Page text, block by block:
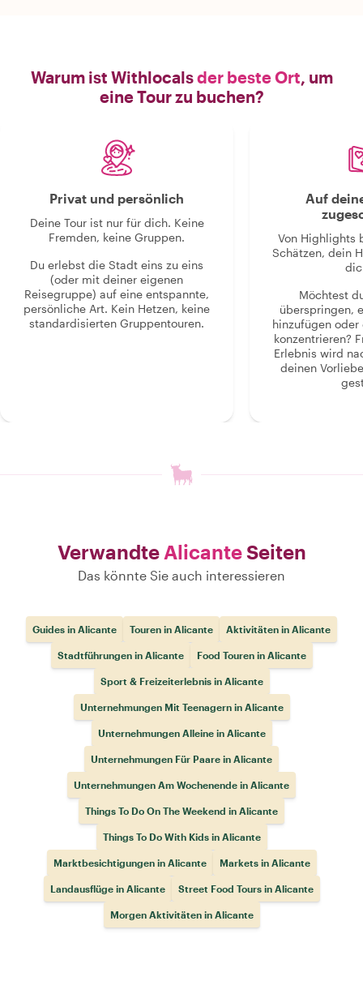
Warum ist Withlocalsder beste Ort, um
eine Tour zu buchen?
Privat und persönlich
Deine Tour ist nur für dich. Keine
Fremden, keine Gruppen.
Du erlebst die Stadt eins zu eins
(oder mit deiner eigenen
Reisegruppe) auf eine entspannte,
persönliche Art. Kein Hetzen, keine
standardisierten Gruppentouren.
Auf
Von Highlights
Schätzen, dein
Möchtest
überspringen,
hinzufügen
konzentrieren?
Erlebnis wird
deinen
Verwandte AlicanteSeiten
Das könnte Sie auch interessieren
Guides in Alicante Touren in Alicante Aktivitäten in Alicante
Stadtführungen in Alicante Food Touren in Alicante
Sport & Freizeiterlebnis in Alicante
Unternehmungen Mit Teenagern in Alicante
Unternehmungen Alleine in Alicante
Unternehmungen Für Paare in Alicante
Unternehmungen Am Wochenende in Alicante
Things To Do On The Weekend in Alicante
Things To Do With Kids in Alicante
Marktbesichtigungen in Alicante Markets in Alicante
Landausflüge in Alicante Street Food Tours in Alicante
Morgen Aktivitäten in Alicante